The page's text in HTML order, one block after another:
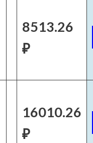
8513.26
₽
16010.26
₽